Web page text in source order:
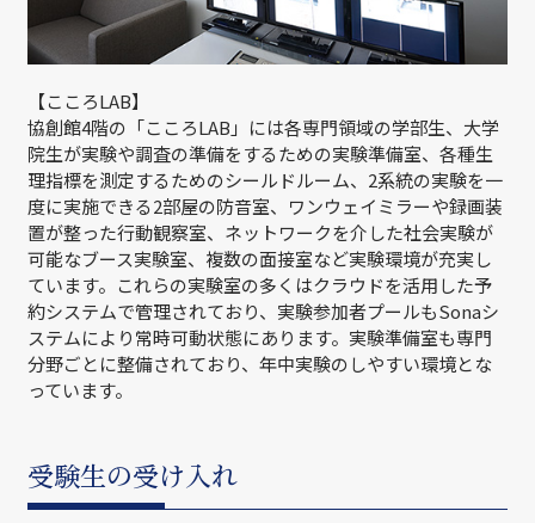
【こころLAB】
協創館4階の「こころLAB」には各専門領域の学部生、大学
院生が実験や調査の準備をするための実験準備室、各種生
理指標を測定するためのシールドルーム、2系統の実験を一
度に実施できる2部屋の防音室、ワンウェイミラーや録画装
置が整った行動観察室、ネットワークを介した社会実験が
可能なブース実験室、複数の面接室など実験環境が充実し
ています。これらの実験室の多くはクラウドを活用した予
約システムで管理されており、実験参加者プールもSonaシ
ステムにより常時可動状態にあります。実験準備室も専門
分野ごとに整備されており、年中実験のしやすい環境とな
っています。
受験生の受け入れ